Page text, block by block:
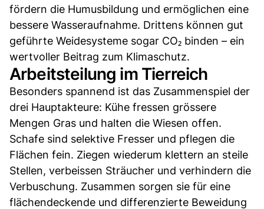
fördern die Humusbildung und ermöglichen eine
bessere Wasseraufnahme. Drittens können gut
geführte Weidesysteme sogar CO₂ binden – ein
wertvoller Beitrag zum Klimaschutz.
Arbeitsteilung im Tierreich
Besonders spannend ist das Zusammenspiel der
drei Hauptakteure: Kühe fressen grössere
Mengen Gras und halten die Wiesen offen.
Schafe sind selektive Fresser und pflegen die
Flächen fein. Ziegen wiederum klettern an steile
Stellen, verbeissen Sträucher und verhindern die
Verbuschung. Zusammen sorgen sie für eine
flächendeckende und differenzierte Beweidung